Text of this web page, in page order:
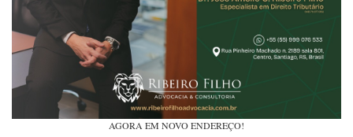
AGORA EM NOVO ENDEREÇO!